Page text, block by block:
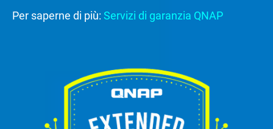
Per saperne di più: Servizi di garanzia QNAP